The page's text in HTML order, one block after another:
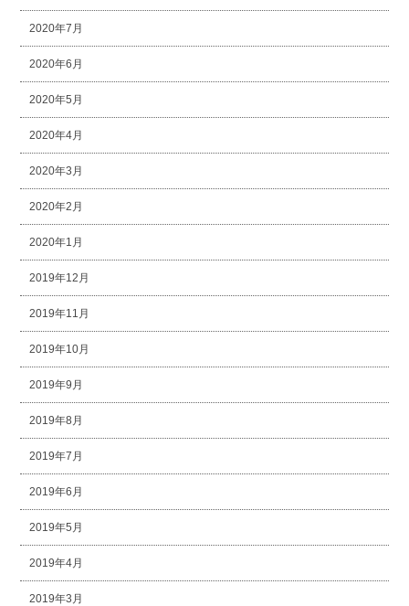
2020年7月
2020年6月
2020年5月
2020年4月
2020年3月
2020年2月
2020年1月
2019年12月
2019年11月
2019年10月
2019年9月
2019年8月
2019年7月
2019年6月
2019年5月
2019年4月
2019年3月